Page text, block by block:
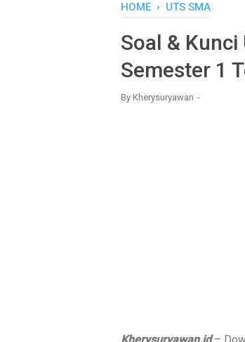
HOME › UTS SMA
Soal &
Semester 1
By Kherysuryawan